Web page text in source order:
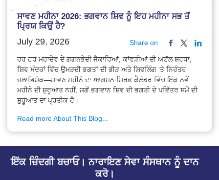
ਸਾਵਣ ਮਹੀਨਾ 2026: ਭਗਵਾਨ ਸ਼ਿਵ ਨੂੰ ਇਹ ਮਹੀਨਾ ਸਭ ਤੋਂ
ਪ੍ਰਿਯ ਕਿਉਂ ਹੈ?
July 29, 2026 Share on
ਹਰ ਹਰ ਮਹਾਦੇਵ ਦੇ ਗਗਨਭੇਦੀ ਜੈਕਾਰਿਆਂ, ਕਾਂਵੜੀਆਂ ਦੀ ਅਟੱਲ ਸ਼ਰਧਾ,
ਸ਼ਿਵ ਮੰਦਰਾਂ ਵਿੱਚ ਉਮੜਦੀ ਭਗਤਾਂ ਦੀ ਭੀੜ ਅਤੇ ਸ਼ਿਵਲਿੰਗ ‘ਤੇ ਨਿਰੰਤਰ
ਜਲਾਭਿਸ਼ੇਕ—ਸਾਵਣ ਮਹੀਨੇ ਦਾ ਆਗਮਨ ਸਿਰਫ਼ ਕੈਲੰਡਰ ਵਿੱਚ ਇੱਕ ਨਵੇਂ
ਮਹੀਨੇ ਦੀ ਸ਼ੁਰੂਆਤ ਨਹੀਂ, ਸਗੋਂ ਭਗਵਾਨ ਸ਼ਿਵ ਦੀ ਭਗਤੀ ਦੇ ਪਵਿੱਤਰ ਸਮੇਂ ਦੀ
ਸ਼ੁਰੂਆਤ ਦਾ ਪ੍ਰਤੀਕ ਹੈ।
Read more About This Blog...
ਇੱਕ ਜ਼ਿੰਦਗੀ ਬਚਾਓ। ਨਾਰਾਇਣ ਸੇਵਾ ਸੰਸਥਾਨ ਨੂੰ ਦਾਨ
ਕਰੋ।